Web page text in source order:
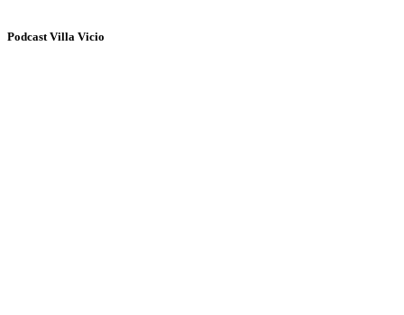
Podcast Villa Vicio